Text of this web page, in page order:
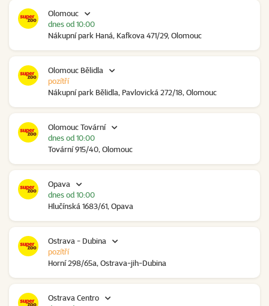
Olomouc
Nákupní park Haná, Kafkova 471/29, Olomouc
dnes od 10:00
Olomouc Bělidla
Nákupní park Bělidla, Pavlovická 272/18, Olomouc
pozítří
Olomouc Tovární
Tovární 915/40, Olomouc
dnes od 10:00
Opava
Hlučínská 1683/61, Opava
dnes od 10:00
Ostrava - Dubina
Horní 298/65a, Ostrava-jih-Dubina
pozítří
Ostrava Centro